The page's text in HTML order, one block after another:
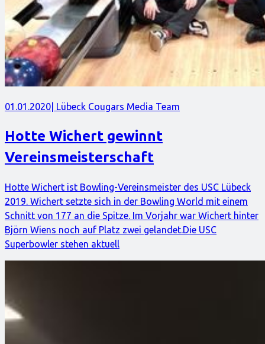
01.01.2020 | Lübeck Cougars Media Team
Hotte Wichert gewinnt
Vereinsmeisterschaft
Hotte Wichert ist Bowling-Vereinsmeister des USC Lübeck
2019. Wichert setzte sich in der Bowling World mit einem
Schnitt von 177 an die Spitze. Im Vorjahr war Wichert hinter
Björn Wiens noch auf Platz zwei gelandet.Die USC
Superbowler stehen aktuell